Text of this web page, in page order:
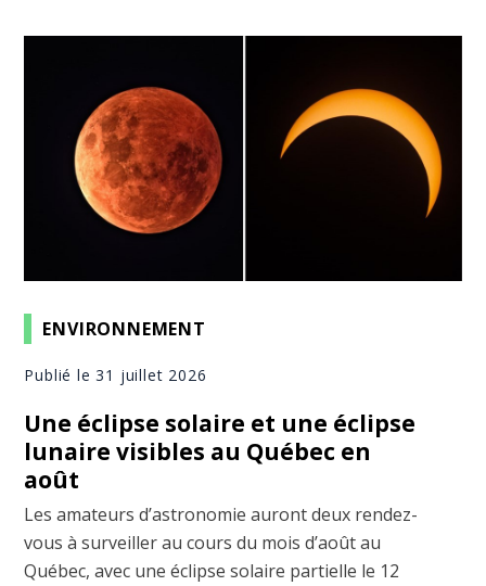
ENVIRONNEMENT
Publié le 31 juillet 2026
Une éclipse solaire et une éclipse
lunaire visibles au Québec en
août
Les amateurs d’astronomie auront deux rendez-
vous à surveiller au cours du mois d’août au
Québec, avec une éclipse solaire partielle le 12